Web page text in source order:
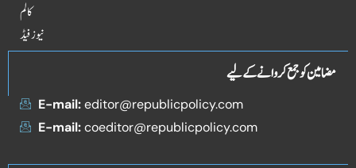
کالم
نیوز فیڈ
مضامین کو جمع کروانے کے لیے
E-mail:editor@republicpolicy.com
E-mail:coeditor@republicpolicy.com